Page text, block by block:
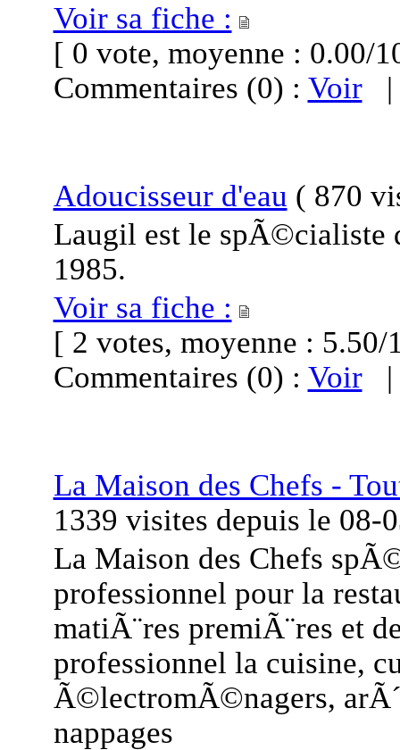
Voir sa fiche :
[ 0 vote, moyenne :
Commentaires (0) : Voir
Adoucisseur d'eau ( 870
Laugil est le spÃ©cialiste
1985.
Voir sa fiche :
[ 2 votes, moyenne :
Commentaires (0) : Voir
La Maison des Chefs -
1339 visites depuis le 08-
La Maison des Chefs
professionnel pour la
matiÃ¨res premiÃ¨res et
professionnel la cuisine,
Ã©lectromÃ©nagers,
nappages